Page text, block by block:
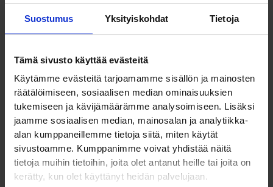
Suostumus Yksityiskohdat Tietoja
Tämä sivusto käyttää evästeitä
Käytämme evästeitä tarjoamamme sisällön ja mainosten
räätälöimiseen, sosiaalisen median ominaisuuksien
tukemiseen ja kävijämäärämme analysoimiseen. Lisäksi
jaamme sosiaalisen median, mainosalan ja analytiikka-
alan kumppaneillemme tietoja siitä, miten käytät
sivustoamme. Kumppanimme voivat yhdistää näitä
tietoja muihin tietoihin, joita olet antanut heille tai joita on
kerätty, kun olet käyttänyt heidän palvelujaan.
Sisältö:
1 x Salvequick haavapyyhe, 40 kpl
1 x Cederroth Soft laastari, 4,5 m
1 x Salvequick kangaslaastari, 40 kpl
1 x Salvequick muovilaastari, 45 kpl
1 x Salvequick iso kangaslaastari, 21 kpl
1 x automaatin avain
Koko: L 31 x K 16 x S 20 cm
Sisältää CE-hyväksyttyjä lääkinnällisiä laitteita.
Valmistaja: Orkla Wound Care AB